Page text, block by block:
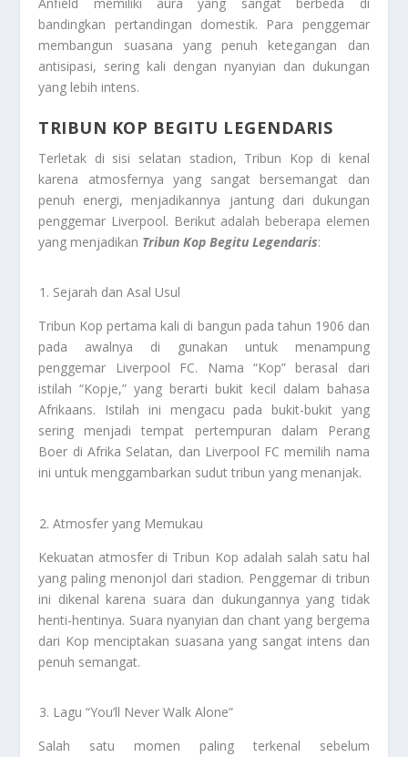
bandingkan pertandingan domestik. Para penggemar
membangun suasana yang penuh ketegangan dan
antisipasi, sering kali dengan nyanyian dan dukungan
yang lebih intens.
TRIBUN KOP BEGITU LEGENDARIS
Terletak di sisi selatan stadion, Tribun Kop di kenal
karena atmosfernya yang sangat bersemangat dan
penuh energi, menjadikannya jantung dari dukungan
penggemar Liverpool. Berikut adalah beberapa elemen
yang menjadikan Tribun Kop Begitu Legendaris:
Sejarah dan Asal Usul
Tribun Kop pertama kali di bangun pada tahun 1906 dan
pada awalnya di gunakan untuk menampung
penggemar Liverpool FC. Nama “Kop” berasal dari
istilah “Kopje,” yang berarti bukit kecil dalam bahasa
Afrikaans. Istilah ini mengacu pada bukit-bukit yang
sering menjadi tempat pertempuran dalam Perang
Boer di Afrika Selatan, dan Liverpool FC memilih nama
ini untuk menggambarkan sudut tribun yang menanjak.
Atmosfer yang Memukau
Kekuatan atmosfer di Tribun Kop adalah salah satu hal
yang paling menonjol dari stadion. Penggemar di tribun
ini dikenal karena suara dan dukungannya yang tidak
henti-hentinya. Suara nyanyian dan chant yang bergema
dari Kop menciptakan suasana yang sangat intens dan
penuh semangat.
Lagu “You’ll Never Walk Alone”
Salah satu momen paling terkenal sebelum